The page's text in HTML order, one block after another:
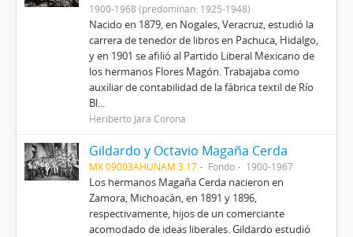
1900-1968 (predominan: 1925-1948)
Nacido en 1879, en Nogales, Veracruz, estudió la
carrera de tenedor de libros en Pachuca, Hidalgo,
y en 1901 se afilió al Partido Liberal Mexicano de
los hermanos Flores Magón. Trabajaba como
auxiliar de contabilidad de la fábrica textil de Río
Bl...
Heriberto Jara Corona
Gildardo y Octavio Magaña Cerda
MX 09003AHUNAM 3.17 Fondo 1900-1967
Los hermanos Magaña Cerda nacieron en
Zamora, Michoacán, en 1891 y 1896,
respectivamente, hijos de un comerciante
acomodado de ideas liberales. Gildardo estudió